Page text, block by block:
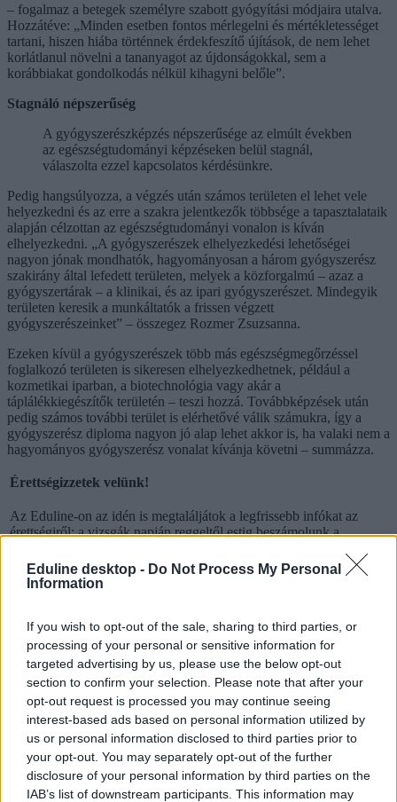
Eduline desktop - Do Not Process My Personal
Information
If you wish to opt-out of the sale, sharing to third parties, or
processing of your personal or sensitive information for
targeted advertising by us, please use the below opt-out
section to confirm your selection. Please note that after your
opt-out request is processed you may continue seeing
interest-based ads based on personal information utilized by
us or personal information disclosed to third parties prior to
your opt-out. You may separately opt-out of the further
disclosure of your personal information by third parties on the
IAB’s list of downstream participants. This information may
– fogalmaz a betegek személyre szabott gyógyítási módjaira utalva.
Hozzátéve: „Minden esetben fontos mérlegelni és mértékletességet
tartani, hiszen hiába történnek érdekfeszítő újítások, de nem lehet
korlátlanul növelni a tananyagot az újdonságokkal, sem a
korábbiakat gondolkodás nélkül kihagyni belőle”.
Stagnáló népszerűség
A gyógyszerészképzés népszerűsége az elmúlt években
az egészségtudományi képzéseken belül stagnál,
válaszolta ezzel kapcsolatos kérdésünkre.
Pedig hangsúlyozza, a végzés után számos területen el lehet vele
helyezkedni és az erre a szakra jelentkezők többsége a tapasztalataik
alapján célzottan az egészségtudományi vonalon is kíván
elhelyezkedni. „A gyógyszerészek elhelyezkedési lehetőségei
nagyon jónak mondhatók, hagyományosan a három gyógyszerész
szakirány által lefedett területen, melyek a közforgalmú – azaz a
gyógyszertárak – a klinikai, és az ipari gyógyszerészet. Mindegyik
területen keresik a munkáltatók a frissen végzett
gyógyszerészeinket” – összegez Rozmer Zsuzsanna.
Ezeken kívül a gyógyszerészek több más egészségmegőrzéssel
foglalkozó területen is sikeresen elhelyezkedhetnek, például a
kozmetikai iparban, a biotechnológia vagy akár a
táplálékkiegészítők területén – teszi hozzá. Továbbképzések után
pedig számos további terület is elérhetővé válik számukra, így a
gyógyszerész diploma nagyon jó alap lehet akkor is, ha valaki nem a
hagyományos gyógyszerész vonalat kívánja követni – summázza.
Érettségizzetek velünk!
Az Eduline-on az idén is megtaláljátok a legfrissebb infókat az
érettségiről: a vizsgák napján reggeltől estig beszámolunk a
megoldaniuk a középszinten vizsgázóknak, de az emelt szintű
írásbelikről is nálunk találjátok meg a tudnivalókat.
a szaktanárok által kidolgozott, nem hivatalos megoldásokat.
Délutánonként arról olvashattok, hogy mit gondolnak a tanárok és
a vizsgázók a feladatsorokról, és persze ti is leírhatjátok
véleményeteket kommentben, sőt a szaktanároktól is kérdezhettek.
Ha elsőként szeretnétek megkapni a megoldásokat,lájkoljátok
Facebook-oldalunkat,itt pedig feliratkozhattok hírlevelünkre. A
2023-es érettségiről
itt találjátok legfrissebb cikkeinket.